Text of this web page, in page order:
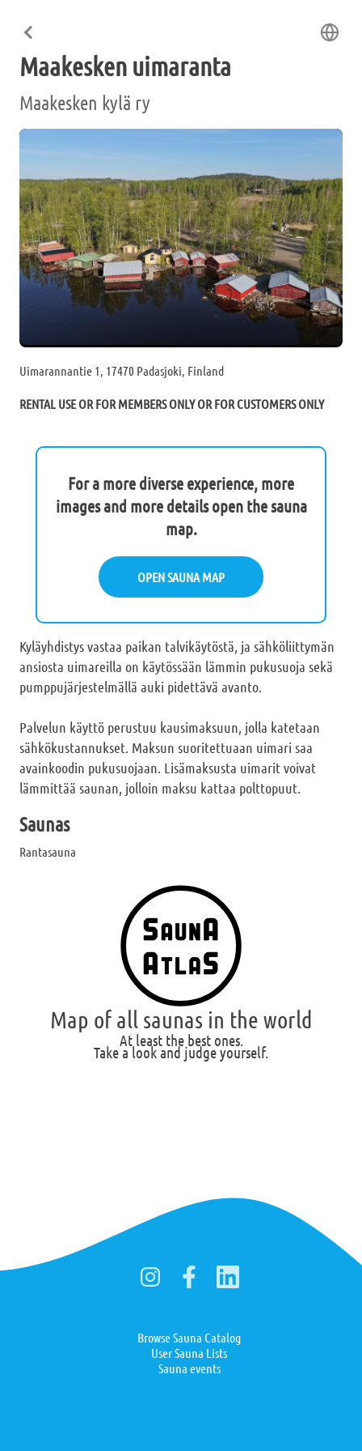
Maakesken uimaranta
Maakesken kylä ry
Uimarannantie 1, 17470 Padasjoki, Finland
RENTAL USE OR FOR MEMBERS ONLY OR FOR CUSTOMERS ONLY
For a more diverse experience, more
images and more details open the sauna
map.
OPEN SAUNA MAP
Kyläyhdistys vastaa paikan talvikäytöstä, ja sähköliittymän
ansiosta uimareilla on käytössään lämmin pukusuoja sekä
pumppujärjestelmällä auki pidettävä avanto.
Palvelun käyttö perustuu kausimaksuun, jolla katetaan
sähkökustannukset. Maksun suoritettuaan uimari saa
avainkoodin pukusuojaan. Lisämaksusta uimarit voivat
lämmittää saunan, jolloin maksu kattaa polttopuut.
Saunas
Rantasauna
Map of all saunas in the world
At least the best ones.
Take a look and judge yourself.
Browse Sauna Catalog
User Sauna Lists
Sauna events